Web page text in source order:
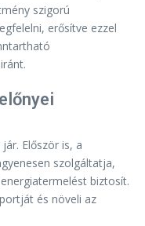
szigorú
erősítve ezzel
Először is, a
szolgáltatja,
biztosít.
és növeli az